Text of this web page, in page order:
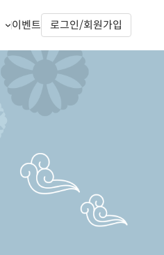
이벤트 로그인/회원가입